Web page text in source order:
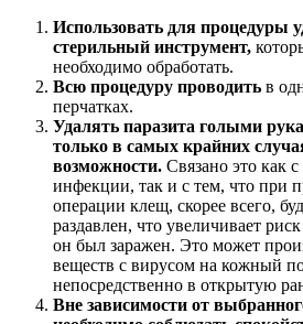
Использовать для процедуры
стерильный инструмент,
необходимо обработать.
Всю процедуру проводить в
перчатках.
Удалять паразита голыми
только в самых крайних
возможности. Связано это как
инфекции, так и с тем, что при
операции клещ, скорее всего,
раздавлен, что увеличивает
он был заражен. Это может
веществ с вирусом на кожный
непосредственно в открытую
Вне зависимости от